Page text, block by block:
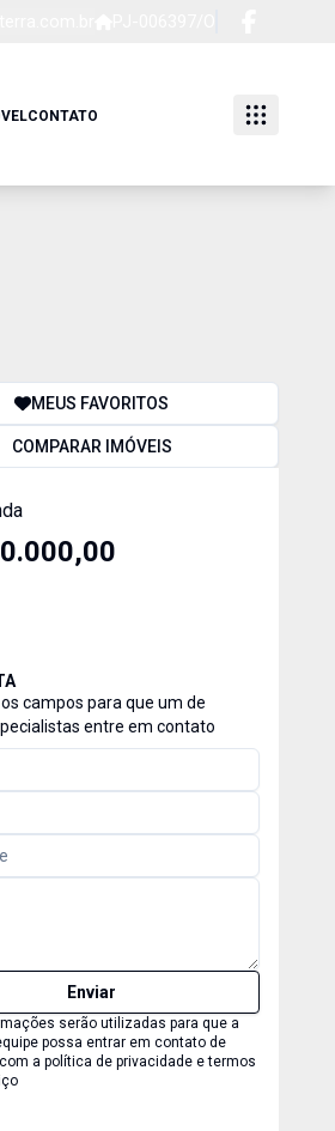
CONTATO
MEUS FAVORITOS
COMPARAR IMÓVEIS
campos para que um de
entre em contato
Enviar
serão utilizadas para que a
possa entrar em contato de
a política de privacidade e termos